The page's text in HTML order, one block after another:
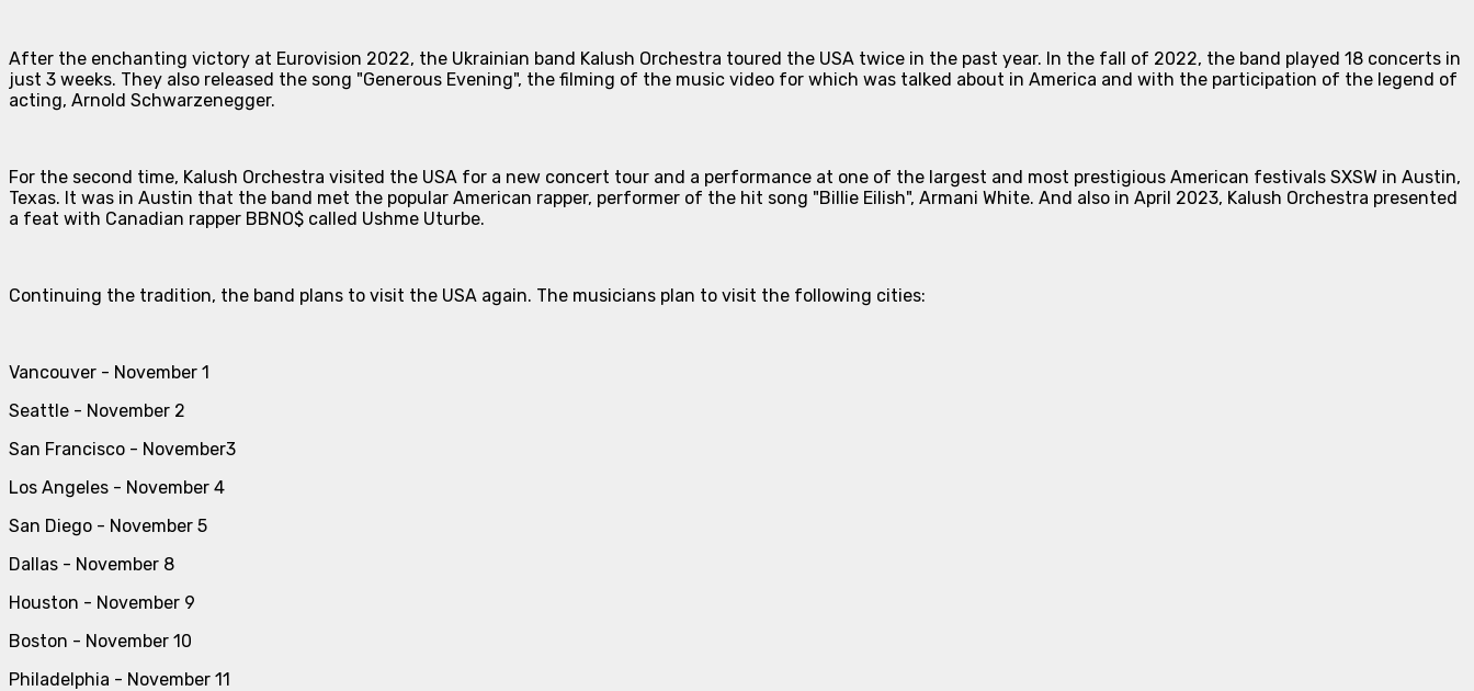
After the enchanting victory at Eurovision 2022, the Ukrainian band Kalush Orchestra toured the USA twice in the past year. In the fall of 2022, the band played 18 concerts in
just 3 weeks. They also released the song "Generous Evening", the filming of the music video for which was talked about in America and with the participation of the legend of
acting, Arnold Schwarzenegger.
For the second time, Kalush Orchestra visited the USA for a new concert tour and a performance at one of the largest and most prestigious American festivals SXSW in Austin,
Texas. It was in Austin that the band met the popular American rapper, performer of the hit song "Billie Eilish", Armani White. And also in April 2023, Kalush Orchestra presented
a feat with Canadian rapper BBNO$ called Ushme Uturbe.
Continuing the tradition, the band plans to visit the USA again. The musicians plan to visit the following cities:
Vancouver - November 1
Seattle - November 2
San Francisco - November3
Los Angeles - November 4
San Diego - November 5
Dallas - November 8
Houston - November 9
Boston - November 10
Philadelphia - November 11